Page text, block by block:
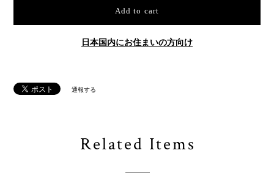
Add to cart
日本国内にお住まいの方向け
通報する
Related Items